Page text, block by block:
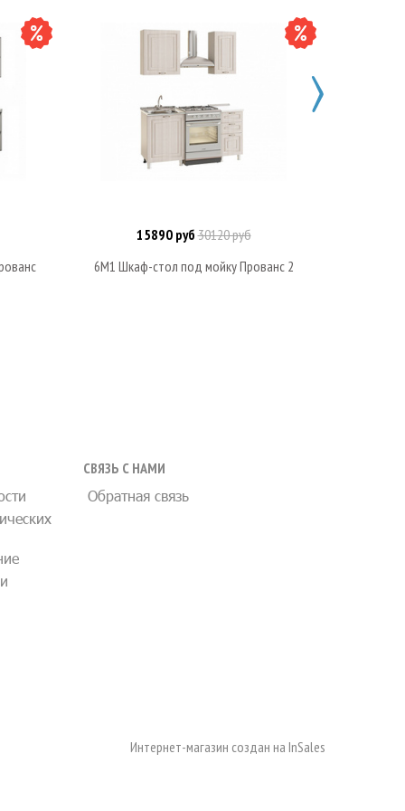
Под заказ
15890 руб30120 руб
6M1 Шкаф-стол под мойку Прованс 2
СВЯЗЬ С НАМИ
Обратная связь
Интернет-магазин создан на InSales